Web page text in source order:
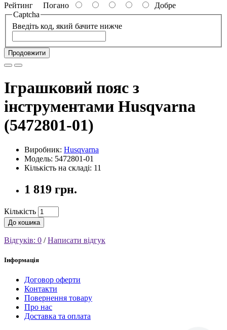
Рейтинг Погано
Добре
Captcha
Введіть код, який бачите нижче
Продовжити
Іграшковий пояс з
інструментами Husqvarna
(5472801-01)
Виробник: Husqvarna
Модель: 5472801-01
Кількість на складі: 11
1 819 грн.
Кількість
До кошика
Відгуків: 0 /Написати відгук
Інформація
Договор оферти
Контакти
Повернення товару
Про нас
Доставка та оплата